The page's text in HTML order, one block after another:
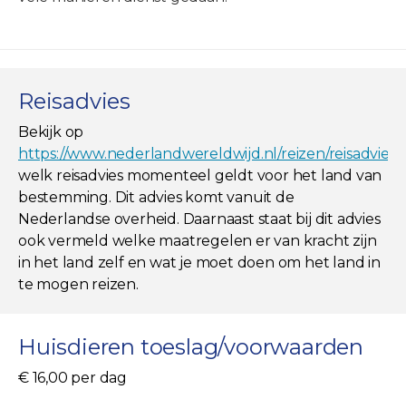
Reisadvies
Bekijk op
https://www.nederlandwereldwijd.nl/reizen/
welk reisadvies momenteel geldt voor het land van
bestemming. Dit advies komt vanuit de
Nederlandse overheid. Daarnaast staat bij dit advies
ook vermeld welke maatregelen er van kracht zijn
in het land zelf en wat je moet doen om het land in
te mogen reizen.
Huisdieren toeslag/voorwaarden
€ 16,00 per dag